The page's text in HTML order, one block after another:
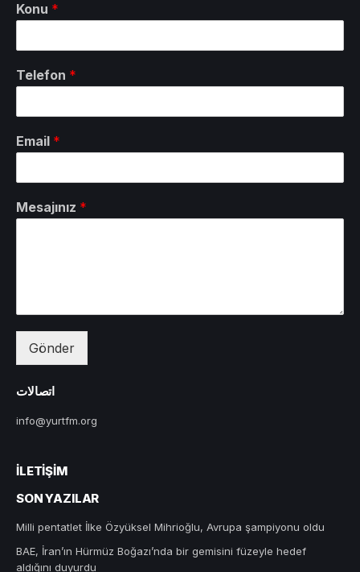
Konu *
Telefon *
Email *
Mesajınız *
Gönder
اتصالات
info@yurtfm.org
İLETIŞIM
SON YAZILAR
Milli pentatlet İlke Özyüksel Mihrioğlu, Avrupa şampiyonu oldu
BAE, İran’ın Hürmüz Boğazı’nda bir gemisini füzeyle hedef
aldığını duyurdu